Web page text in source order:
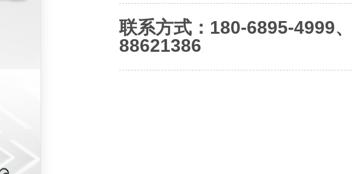
联系方式：180-6895-4999
88621386